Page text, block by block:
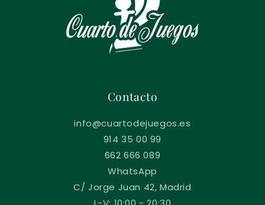
Contacto
info@cuartodejuegos.es
914 35 00 99
662 666 089
WhatsApp
C/ Jorge Juan 42, Madrid